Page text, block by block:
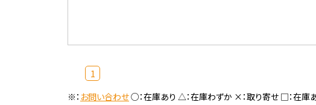
1
※： お問い合わせ○：在庫あり △：在庫わずか ×：取り寄せ □：在庫